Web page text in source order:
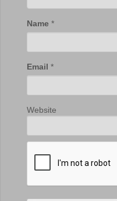
Name *
Email *
Website